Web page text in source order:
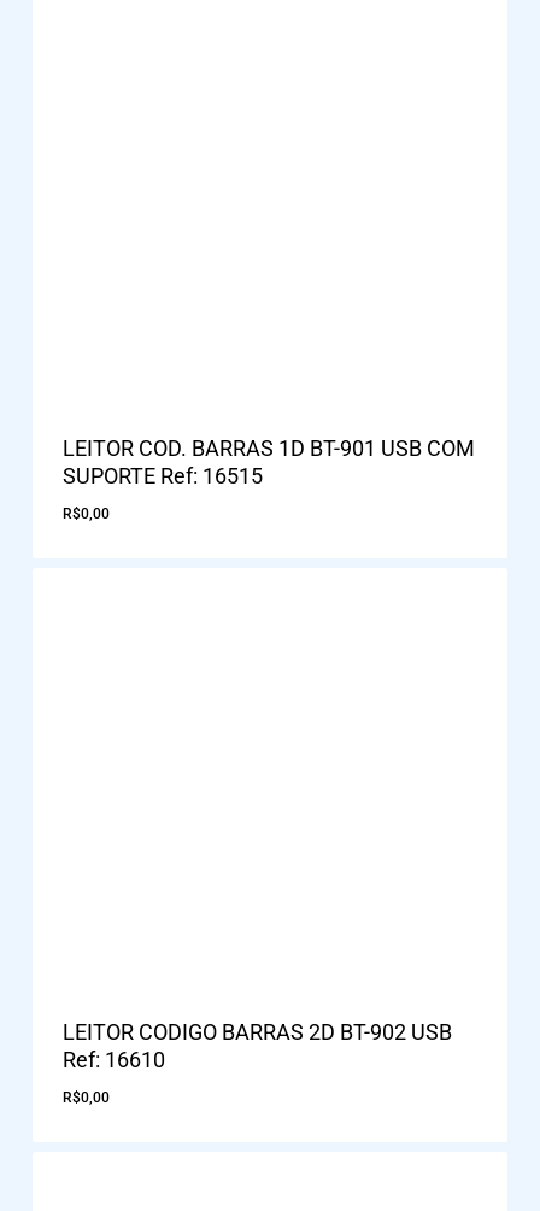
LEITOR COD. BARRAS 1D BT-901 USB COM
SUPORTE Ref: 16515
R$0,00
LEITOR CODIGO BARRAS 2D BT-902 USB
Ref: 16610
R$0,00